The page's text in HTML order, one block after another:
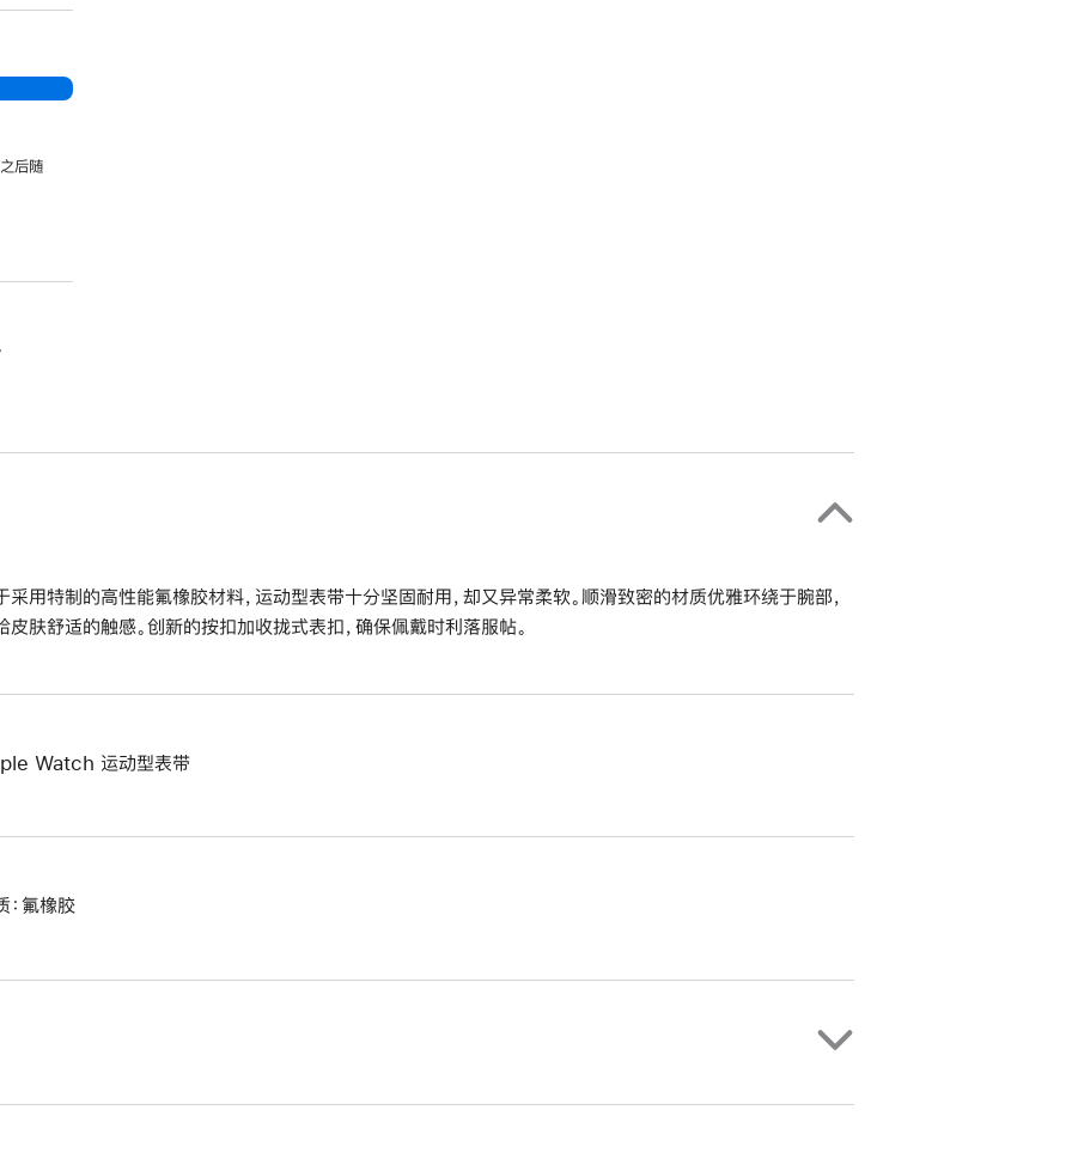
后随
采用特制的高性能氟橡胶材料，运动型表带十分坚固耐用，却又异常柔软。顺滑致密的材质优雅环绕于腕部，
皮肤舒适的触感。创新的按扣加收拢式表扣，确保佩戴时利落服帖。
Watch 运动型表带
：氟橡胶